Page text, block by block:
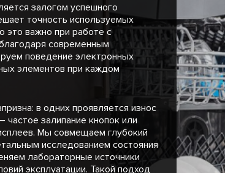
залогом успешного
точность используемых
это важно при работе с
современным
поведение электронных
элементов при каждом
в одних проявляется износ
частое залипание кнопок или
Мы совмещаем глубокий
исследованием состояния
лабораторные источники
эксплуатации. Такой подход